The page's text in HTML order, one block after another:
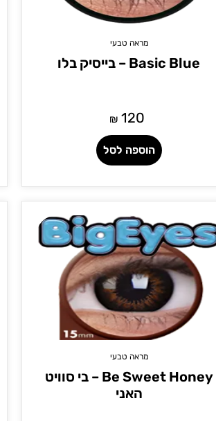
מראה טבעי
Basic Blue – בייסיק בלו
120
₪
הוספה לסל
מראה טבעי
Be Sweet Honey – בי סוויט
האני